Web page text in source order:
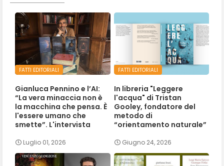
FATTI EDITORIALI
Gianluca Pennino e l’AI:
“La vera minaccia non è
la macchina che pensa. È
l'essere umano che
smette”. L'intervista
Luglio 01, 2026
FATTI EDITORIALI
In libreria "Leggere
l'acqua" di Tristan
Gooley, fondatore del
metodo di
“orientamento naturale”
Giugno 24, 2026